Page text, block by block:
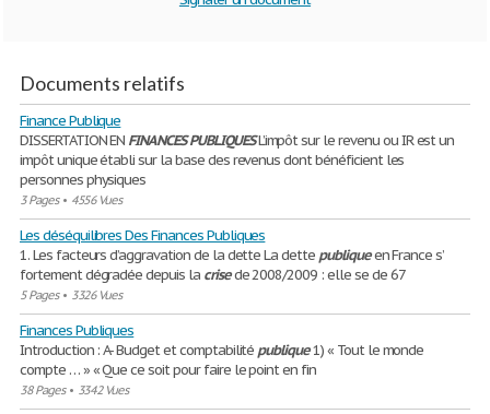
Documents relatifs
Finance Publique
DISSERTATION EN FINANCES PUBLIQUESL’impôt sur le revenu ou IR est un
impôt unique établi sur la base des revenus dont bénéficient les
personnes physiques
3 Pages• 4556 Vues
Les déséquilibres Des Finances Publiques
1. Les facteurs d’aggravation de la dette La dette publiqueen France s’
fortement dégradée depuis la crisede 2008/2009 : elle se de 67
5 Pages• 3326 Vues
Finances Publiques
Introduction : A- Budget et comptabilité publique1) « Tout le monde
compte … » « Que ce soit pour faire le point en fin
38 Pages• 3342 Vues